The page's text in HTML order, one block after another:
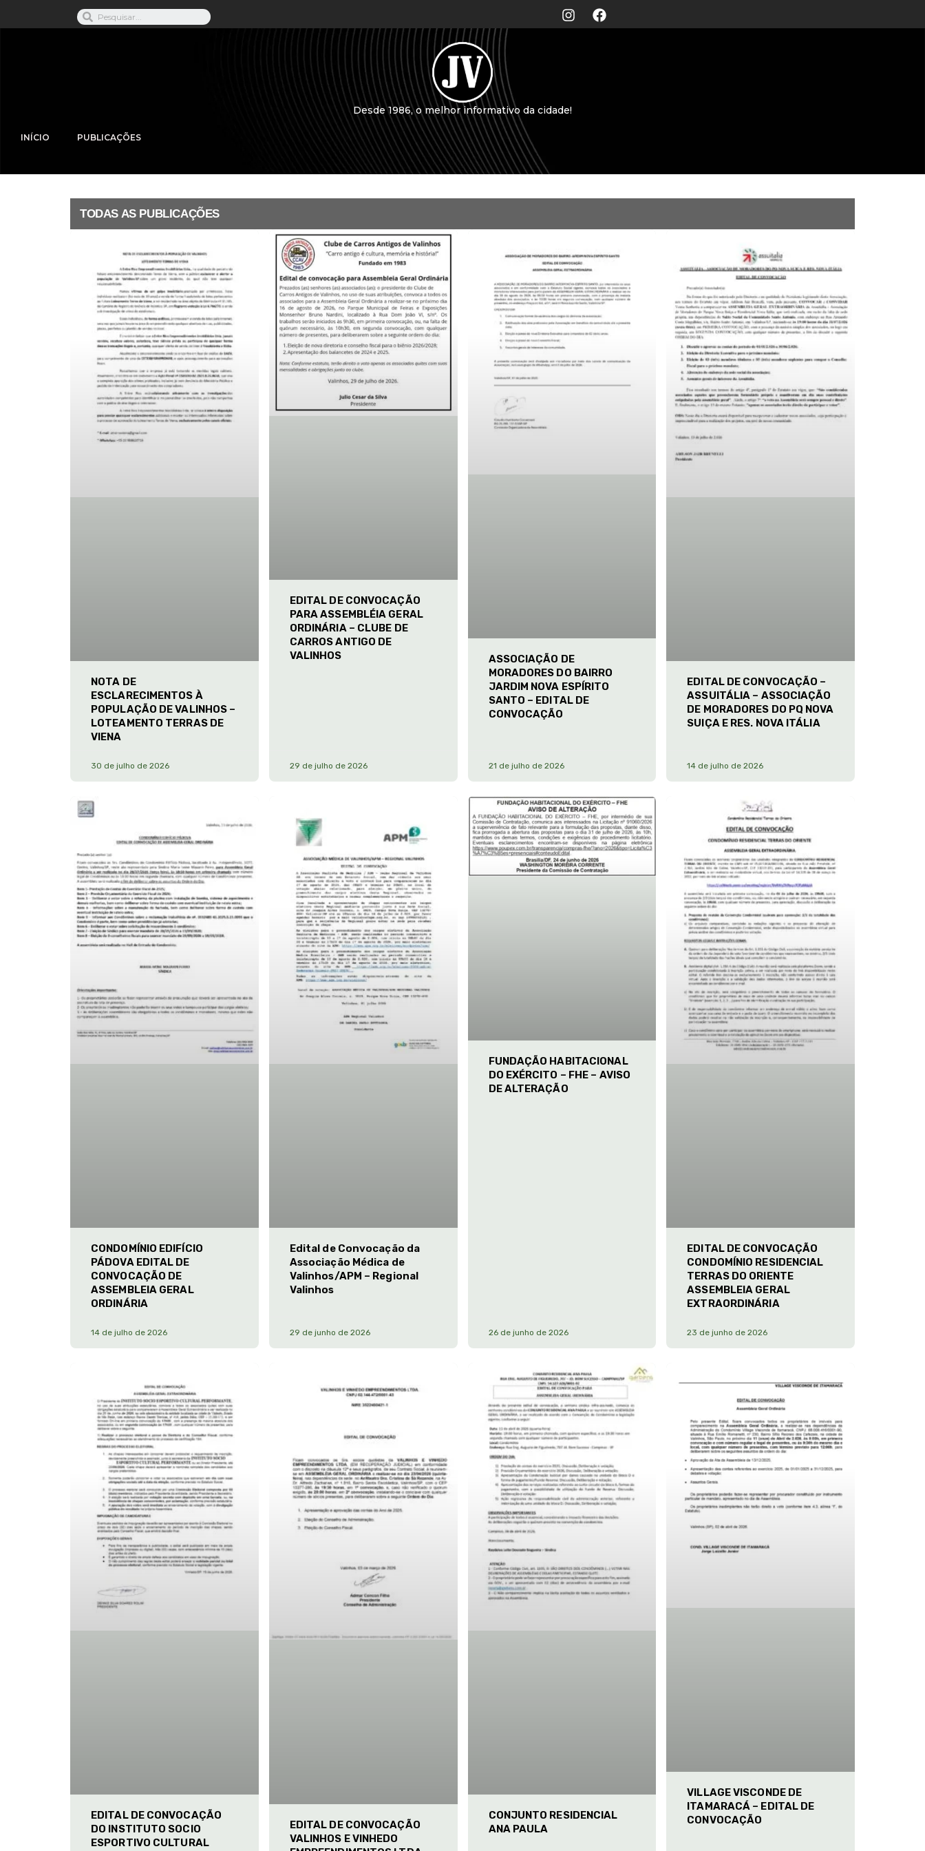
Desde 1986, o melhor informativo da cidade!
INÍCIO PUBLICAÇÕES
TODAS AS PUBLICAÇÕES
NOTA DE
ESCLARECIMENTOS À
POPULAÇÃO DE VALINHOS –
LOTEAMENTO TERRAS DE
VIENA
30 de julho de 2026
EDITAL DE CONVOCAÇÃO
PARA ASSEMBLÉIA GERAL
ORDINÁRIA – CLUBE DE
CARROS ANTIGO DE
VALINHOS
29 de julho de 2026
ASSOCIAÇÃO DE
MORADORES DO BAIRRO
JARDIM NOVA ESPÍRITO
SANTO – EDITAL DE
CONVOCAÇÃO
21 de julho de 2026
EDITAL DE CONVOCAÇÃO –
ASSUITÁLIA – ASSOCIAÇÃO
DE MORADORES DO PQ NOVA
SUIÇA E RES. NOVA ITÁLIA
14 de julho de 2026
CONDOMÍNIO EDIFÍCIO
PÁDOVA EDITAL DE
CONVOCAÇÃO DE
ASSEMBLEIA GERAL
ORDINÁRIA
14 de julho de 2026
Edital de Convocação da
Associação Médica de
Valinhos/APM – Regional
Valinhos
29 de junho de 2026
FUNDAÇÃO HABITACIONAL
DO EXÉRCITO – FHE – AVISO
DE ALTERAÇÃO
26 de junho de 2026
EDITAL DE CONVOCAÇÃO
CONDOMÍNIO RESIDENCIAL
TERRAS DO ORIENTE
ASSEMBLEIA GERAL
EXTRAORDINÁRIA
23 de junho de 2026
EDITAL DE CONVOCAÇÃO
DO INSTITUTO SOCIO
ESPORTIVO CULTURAL
EDITAL DE CONVOCAÇÃO
VALINHOS E VINHEDO
CONJUNTO RESIDENCIAL
ANA PAULA
VILLAGE VISCONDE DE
ITAMARACÁ – EDITAL DE
CONVOCAÇÃO